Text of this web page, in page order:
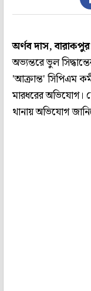
অর্ণব দাস,
অভ্যন্তরে ভুল
'আক্রান্ত' সিপিএম
মারধরের অভিযোগ।
থানায় অভিযোগ